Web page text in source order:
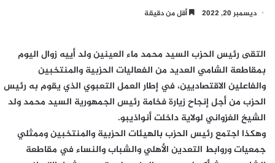
ديسمبر 20, 2022 أقل من دقيقة
التقى رئيس الحزب السيد محمد ماء العينين ولد أييه زوال اليوم
بمقاطعة الشامي العديد من الفعاليات الحزبية والمنتخبين
والفاعلين الاقتصاديين، في إطار العمل التعبوي الذي يقوم به رئيس
الحزب من أجل إنجاح زيارة فخامة رئيس الجمهورية السيد محمد ولد
الشيخ الغزواني لولاية داخلت أنواذيبو.
وهكذا اجتمع رئيس الحزب بالهيئات الحزبية والمنتخبين وممثلي
جمعيات وروابط التعدين الأهلي والشباب والنساء في مقاطعة